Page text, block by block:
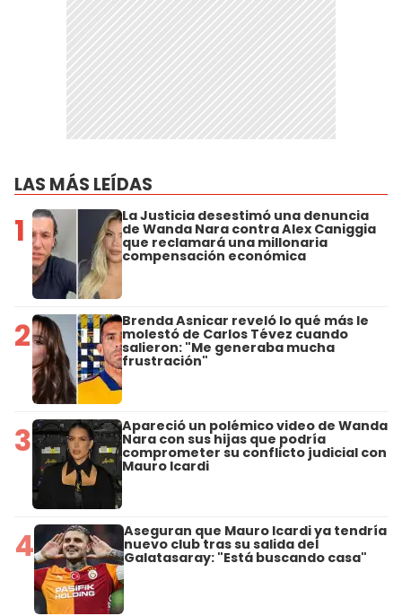
LAS MÁS LEÍDAS
1 La Justicia desestimó una denuncia
de Wanda Nara contra Alex Caniggia
que reclamará una millonaria
compensación económica
2 Brenda Asnicar reveló lo qué más le
molestó de Carlos Tévez cuando
salieron: "Me generaba mucha
frustración"
3 Apareció un polémico video de Wanda
Nara con sus hijas que podría
comprometer su conflicto judicial con
Mauro Icardi
4 Aseguran que Mauro Icardi ya tendría
nuevo club tras su salida del
Galatasaray: "Está buscando casa"